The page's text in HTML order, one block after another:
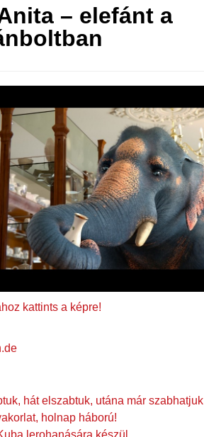
– elefánt a
kattints a képre!
hát elszabtuk, utána már szabhatjuk
holnap háború!
lerohanására készül